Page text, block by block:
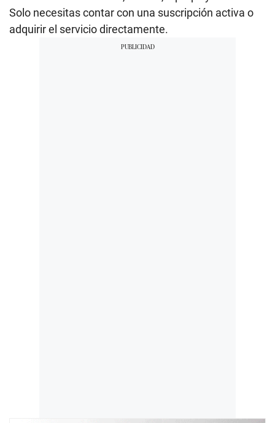
Solo necesitas contar con una suscripción activa o
adquirir el servicio directamente.